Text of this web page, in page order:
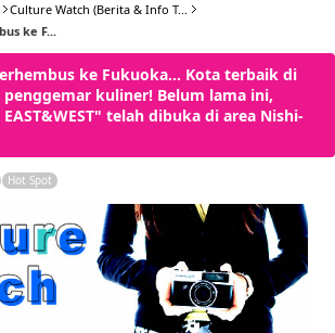
日本語
한국어
簡体中文
ภาษาไทย
tiéng Viêt
Bahasa Indonesia
Culture Watch (Berita & Info T...
ke F...
ke Fukuoka... Kota terbaik di
kuliner! Belum lama ini,
EAST&WEST" telah dibuka di area Nishi-
Hot Spot